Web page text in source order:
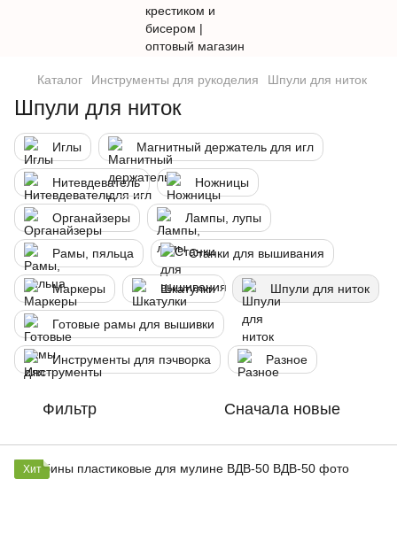
Каталог Инструменты для рукоделия Шпули для ниток
Шпули для ниток
Иглы Магнитный держатель для игл
Нитевдеватель Ножницы
Органайзеры Лампы, лупы
Рамы, пяльца Станки для вышивания
Маркеры Шкатулки Шпули для ниток
Готовые рамы для вышивки
Инструменты для пэчворка Разное
Фильтр Сначала новые
Хит